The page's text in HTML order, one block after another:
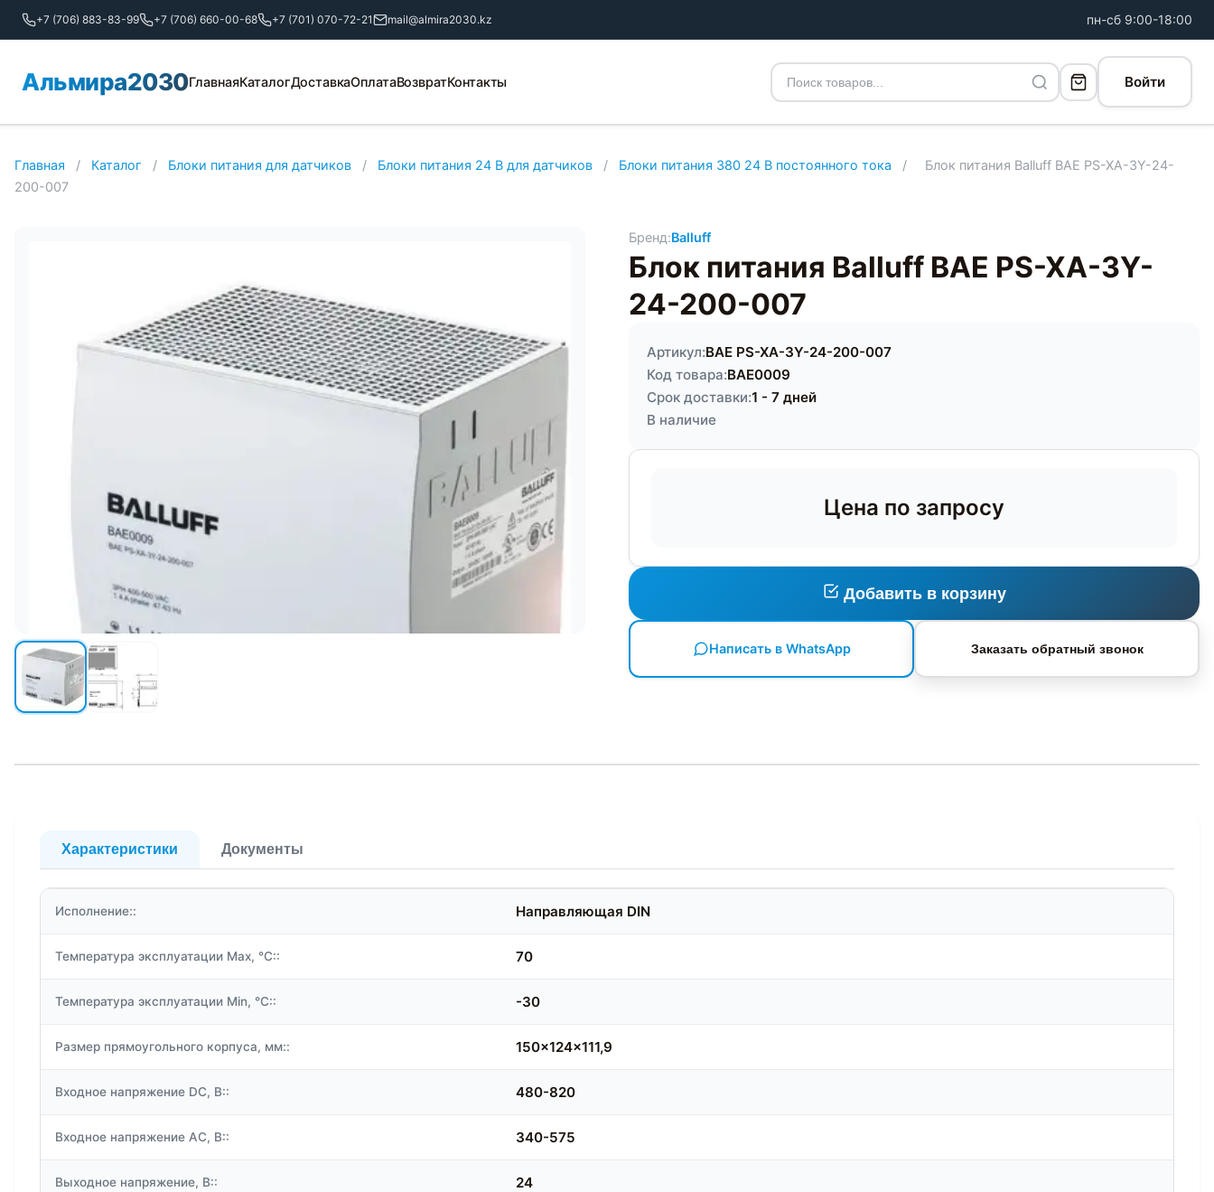
+7 (706) 883-83-99 +7 (706) 660-00-68 +7 (701) 070-72-21 mail@almira2030.kz пн-сб 9:00-18:00
Альмира2030ГлавнаяКаталогДоставкаОплатаВозвратКонтакты Войти
Главная / Каталог / Блоки питания для датчиков / Блоки питания 24 В для датчиков / Блоки питания 380 24 В постоянного тока /
Блок питания Balluff BAE PS-XA-3Y-24-
200-007
Бренд:Balluff
Блок питания Balluff BAE PS-XA-3Y-
24-200-007
Артикул:BAE PS-XA-3Y-24-200-007
Код товара:BAE0009
Срок доставки:1 - 7 дней
В наличие
Цена по запросу
Добавить в корзину
Написать в WhatsApp Заказать обратный звонок
Характеристики Документы
Исполнение:: Направляющая DIN
Температура эксплуатации Max, °C:: 70
Температура эксплуатации Min, °C:: -30
Размер прямоугольного корпуса, мм:: 150x124x111,9
Входное напряжение DC, В:: 480-820
Входное напряжение АС, В:: 340-575
Выходное напряжение, В:: 24